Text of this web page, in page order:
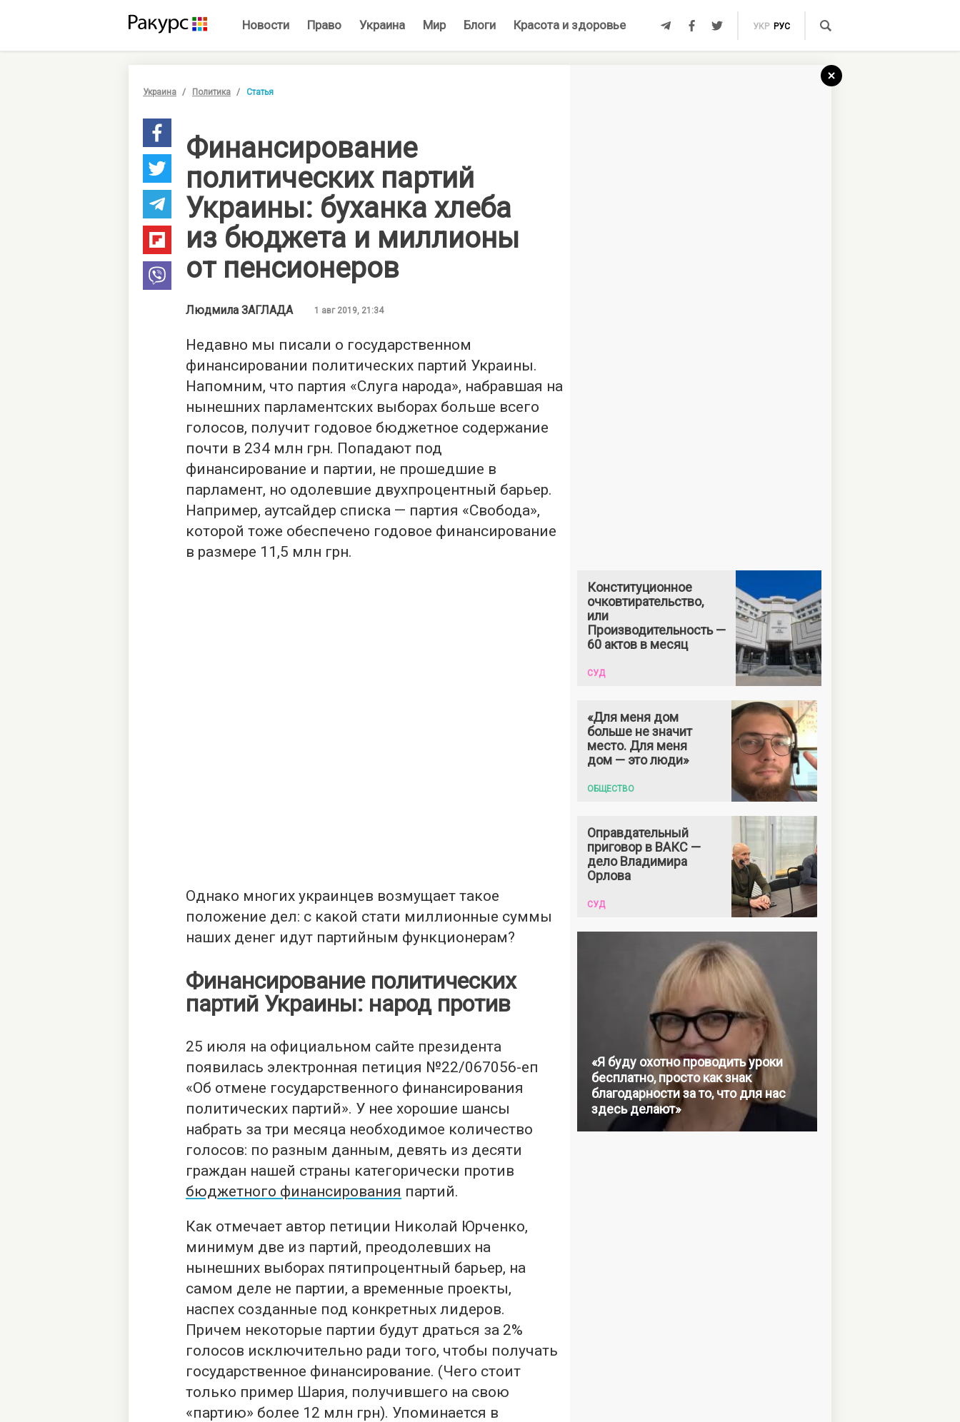
Новости Право Украина Мир Блоги Красота и здоровье УКР РУС
Украина Политика Статья
Финансирование
политических партий
Украины: буханка хлеба
из бюджета и миллионы
от пенсионеров
Людмила ЗАГЛАДА 1 авг 2019, 21:34
Недавно мы писали о государственном
финансировании политических партий Украины.
Напомним, что партия «Слуга народа», набравшая на
нынешних парламентских выборах больше всего
голосов, получит годовое бюджетное содержание
почти в 234 млн грн. Попадают под
финансирование и партии, не прошедшие в
парламент, но одолевшие двухпроцентный барьер.
Например, аутсайдер списка — партия «Свобода»,
которой тоже обеспечено годовое финансирование
в размере 11,5 млн грн.
Однако многих украинцев возмущает такое
положение дел: с какой стати миллионные суммы
наших денег идут партийным функционерам?
Финансирование политических
партий Украины: народ против
25 июля на официальном сайте президента
появилась электронная петиция №22/067056-еп
«Об отмене государственного финансирования
политических партий». У нее хорошие шансы
набрать за три месяца необходимое количество
голосов: по разным данным, девять из десяти
граждан нашей страны категорически против
бюджетного финансирования партий.
Как отмечает автор петиции Николай Юрченко,
минимум две из партий, преодолевших на
нынешних выборах пятипроцентный барьер, на
самом деле не партии, а временные проекты,
наспех созданные под конкретных лидеров.
Причем некоторые партии будут драться за 2%
голосов исключительно ради того, чтобы получать
государственное финансирование. (Чего стоит
только пример Шария, получившего на свою
«партию» более 12 млн грн). Упоминается в
Конституционное
очковтирательство,
или
Производительность —
60 актов в месяц
СУД
«Для меня дом
больше не значит
место. Для меня
дом — это люди»
ОБЩЕСТВО
Оправдательный
приговор в ВАКС —
дело Владимира
Орлова
СУД
«Я буду охотно проводить уроки
бесплатно, просто как знак
благодарности за то, что для нас
здесь делают»